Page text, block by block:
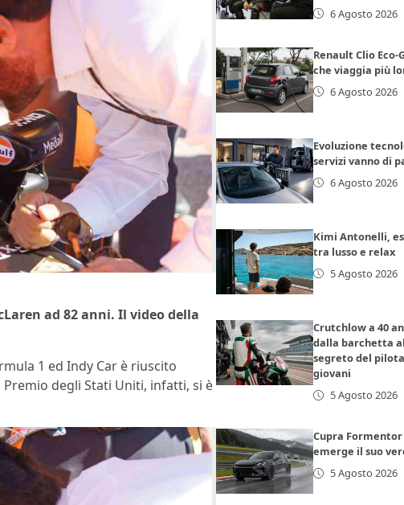
ad 82 anni. Il video della
1 ed Indy Car è riuscito
degli Stati Uniti, infatti, si è
6 Agosto 2026
Renault Clio
che viaggia più
6 Agosto 2026
Evoluzione
servizi vanno di
6 Agosto 2026
Kimi Antonelli,
tra lusso e relax
5 Agosto 2026
Crutchlow a 40
dalla barchetta
segreto del
giovani
5 Agosto 2026
Cupra Formentor
emerge il suo
5 Agosto 2026